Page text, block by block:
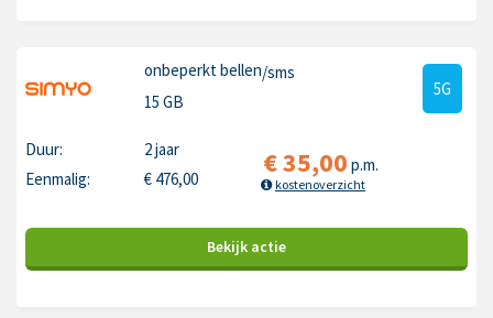
onbeperkt bellen/sms
15 GB
5G
Duur:
2 jaar
Eenmalig:
€ 476,00 €35,00 p.m.
kostenoverzicht
Bekijk actie